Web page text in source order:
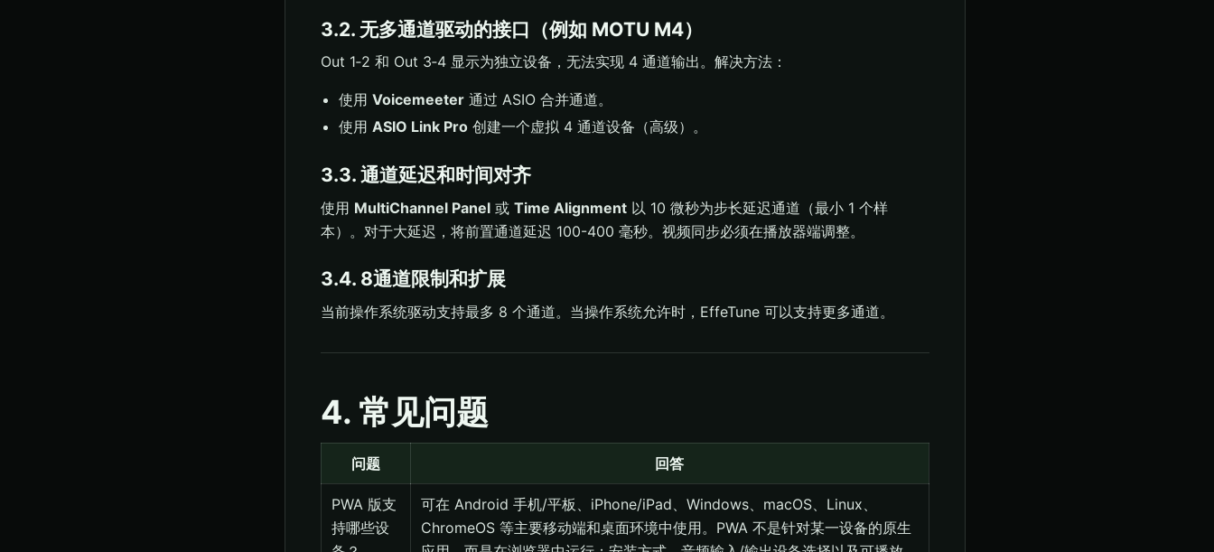
3.2. 无多通道驱动的接口（例如 MOTU M4）
Out 1‑2 和 Out 3‑4 显示为独立设备，无法实现 4 通道输出。解决方法：
使用 Voicemeeter通过 ASIO 合并通道。
使用 ASIO Link Pro创建一个虚拟 4 通道设备（高级）。
3.3. 通道延迟和时间对齐
使用 MultiChannel Panel或 Time Alignment以 10 微秒为步长延迟通道（最小 1 个样
本）。对于大延迟，将前置通道延迟 100-400 毫秒。视频同步必须在播放器端调整。
3.4. 8通道限制和扩展
当前操作系统驱动支持最多 8 个通道。当操作系统允许时，EffeTune 可以支持更多通道。
4. 常见问题
问题 回答
PWA 版支
持哪些设
可在 Android 手机/平板、iPhone/iPad、Windows、macOS、Linux、
ChromeOS 等主要移动端和桌面环境中使用。PWA 不是针对某一设备的原生